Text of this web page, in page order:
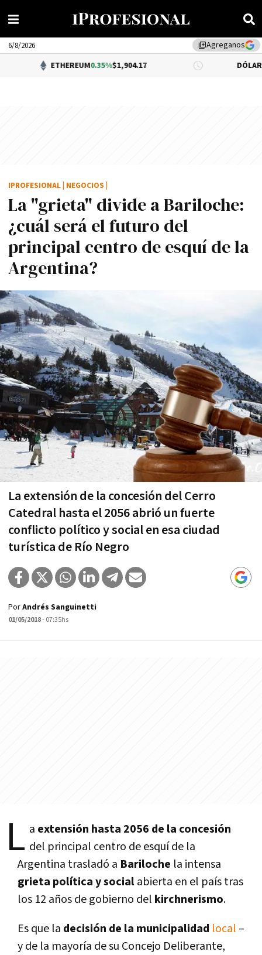
library_addAgreganos
6/8/2026
ETHEREUM0.35%$1,904.17 DÓLAR BNA
La "grieta" divide a Bariloche:
¿cuál será el futuro del
principal centro de esquí­ de la
Argentina?
La extensión de la concesión del Cerro
Catedral hasta el 2056 abrió un fuerte
conflicto político y social en esa ciudad
turística de Río Negro
IPROFESIONAL NEGOCIOS
PorAndrés Sanguinetti
01/05/2018- 07:35hs
L a extensión hasta 2056 de la concesión
del principal centro de esquí­ de la
Argentina trasladó a Bariloche la intensa
grieta polí­tica y socialabierta en el paí­s tras
los 12 años de gobierno del kirchnerismo.
Es que la decisión de la municipalidad local –
y de la mayorí­a de su Concejo Deliberante,